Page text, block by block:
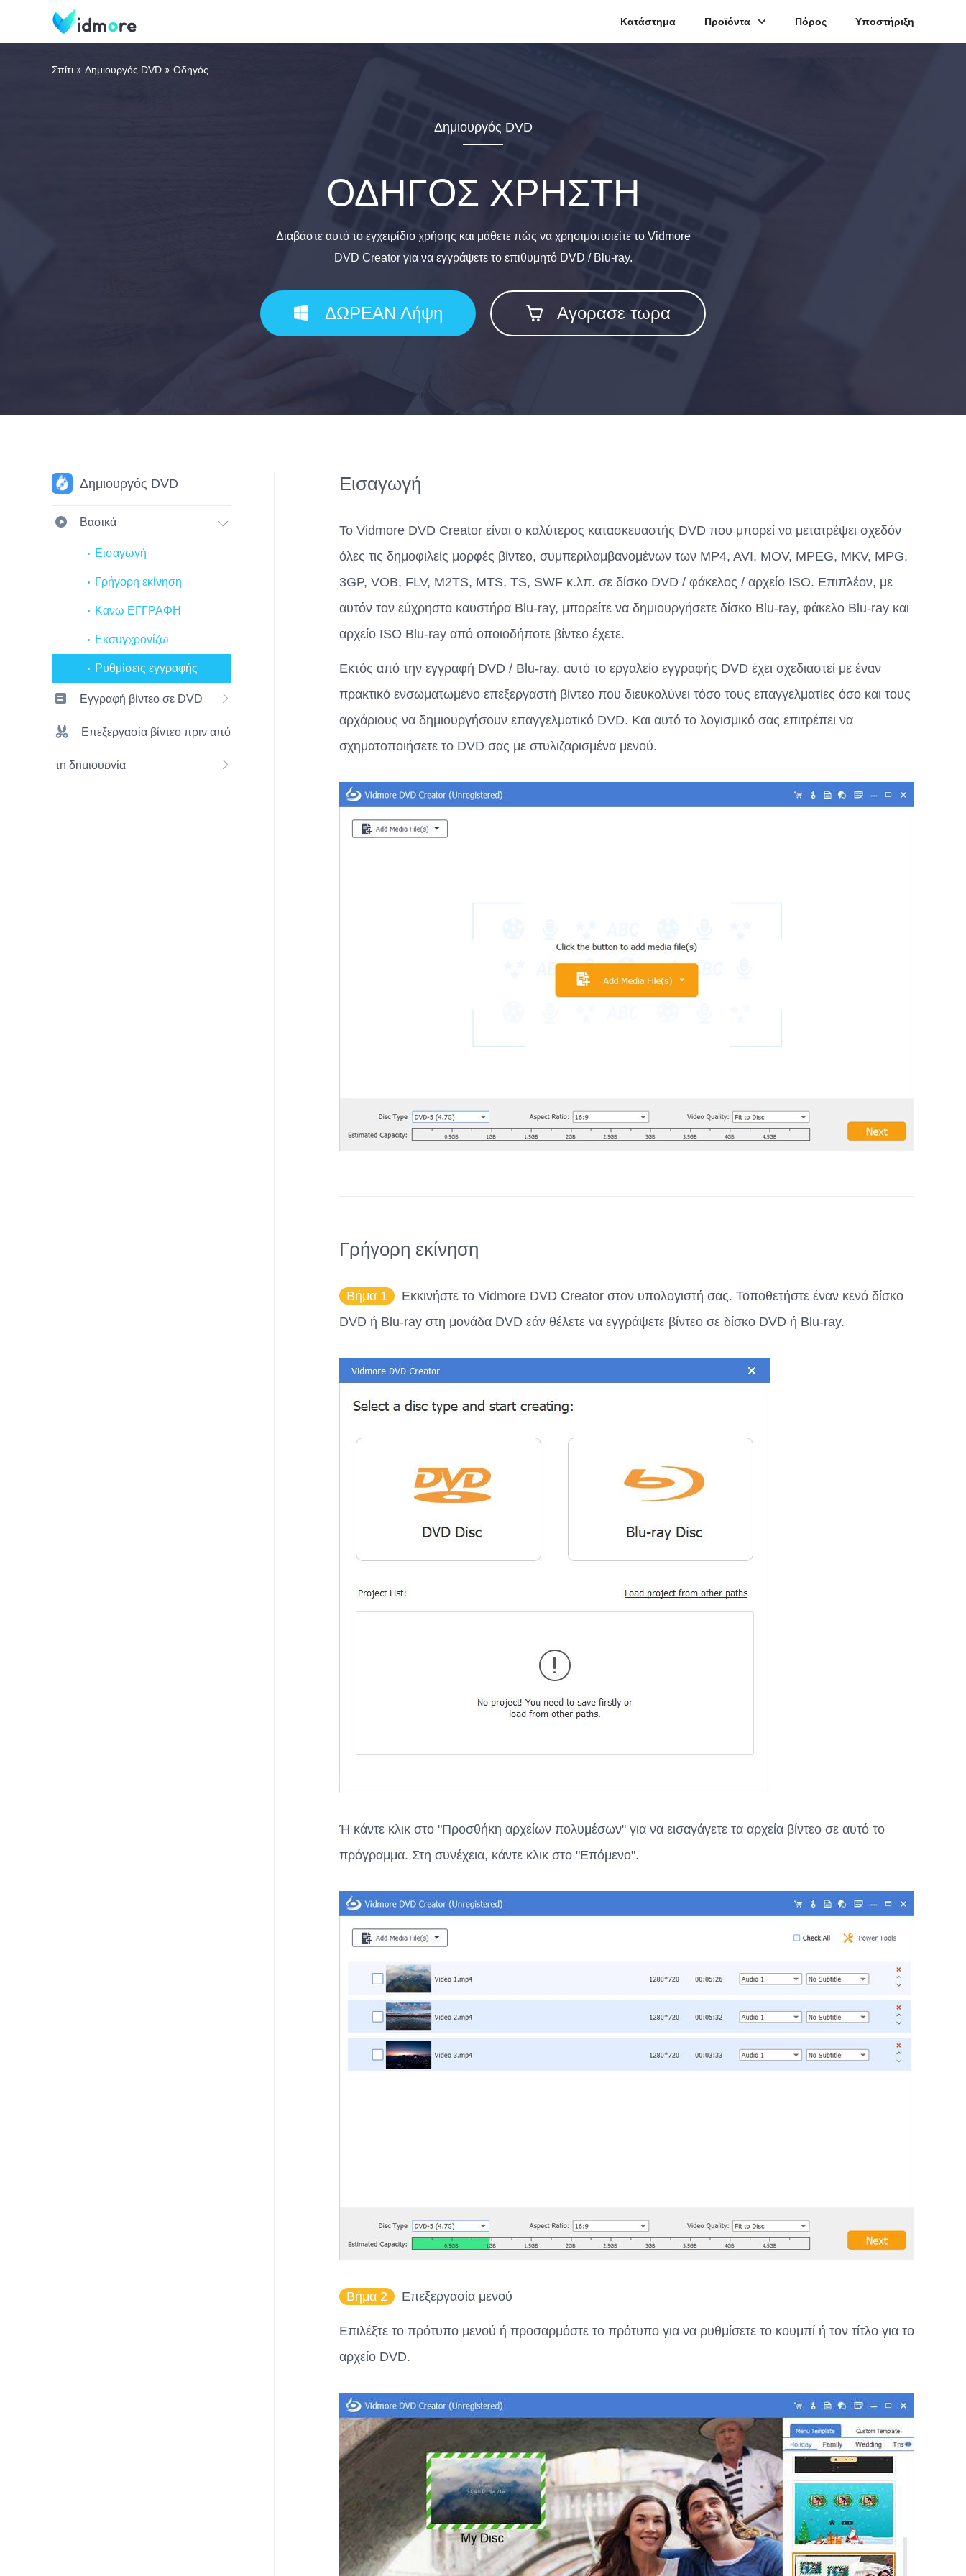
Κατάστημα Προϊόντα Πόρος Υποστήριξη
Σπίτι Δημιουργός DVD Οδηγός
Δημιουργός DVD
ΟΔΗΓΟΣ ΧΡΗΣΤΗ
Διαβάστε αυτό το εγχειρίδιο χρήσης και μάθετε πώς να χρησιμοποιείτε το Vidmore
DVD Creator για να εγγράψετε το επιθυμητό DVD / Blu-ray.
ΔΩΡΕΑΝ Λήψη Αγορασε τωρα
Δημιουργός DVD
Βασικά
Εισαγωγή
Γρήγορη εκίνηση
Κανω ΕΓΓΡΑΦΗ
Εκσυγχρονίζω
Ρυθμίσεις εγγραφής
Εγγραφή βίντεο σε DVD
Επεξεργασία βίντεο πριν από
τη δημιουργία
Εισαγωγή
Το Vidmore DVD Creator είναι ο καλύτερος κατασκευαστής DVD που μπορεί να μετατρέψει σχεδόν
όλες τις δημοφιλείς μορφές βίντεο, συμπεριλαμβανομένων των MP4, AVI, MOV, MPEG, MKV, MPG,
3GP, VOB, FLV, M2TS, MTS, TS, SWF κ.λπ. σε δίσκο DVD / φάκελος / αρχείο ISO. Επιπλέον, με
αυτόν τον εύχρηστο καυστήρα Blu-ray, μπορείτε να δημιουργήσετε δίσκο Blu-ray, φάκελο Blu-ray και
αρχείο ISO Blu-ray από οποιοδήποτε βίντεο έχετε.
Εκτός από την εγγραφή DVD / Blu-ray, αυτό το εργαλείο εγγραφής DVD έχει σχεδιαστεί με έναν
πρακτικό ενσωματωμένο επεξεργαστή βίντεο που διευκολύνει τόσο τους επαγγελματίες όσο και τους
αρχάριους να δημιουργήσουν επαγγελματικό DVD. Και αυτό το λογισμικό σας επιτρέπει να
σχηματοποιήσετε το DVD σας με στυλιζαρισμένα μενού.
Γρήγορη εκίνηση
Βήμα 1
Εκκινήστε το Vidmore DVD Creator στον υπολογιστή σας. Τοποθετήστε έναν κενό δίσκο
DVD ή Blu-ray στη μονάδα DVD εάν θέλετε να εγγράψετε βίντεο σε δίσκο DVD ή Blu-ray.
Ή κάντε κλικ στο "Προσθήκη αρχείων πολυμέσων" για να εισαγάγετε τα αρχεία βίντεο σε αυτό το
πρόγραμμα. Στη συνέχεια, κάντε κλικ στο "Επόμενο".
Βήμα 2 Επεξεργασία μενού
Επιλέξτε το πρότυπο μενού ή προσαρμόστε το πρότυπο για να ρυθμίσετε το κουμπί ή τον τίτλο για το
αρχείο DVD.